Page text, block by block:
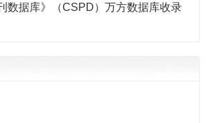
数据库》（CSPD）万方数据库收录